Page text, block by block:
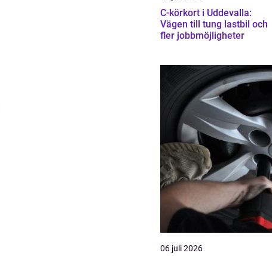
C-körkort i Uddevalla:
Vägen till tung lastbil och
fler jobbmöjligheter
06 juli 2026